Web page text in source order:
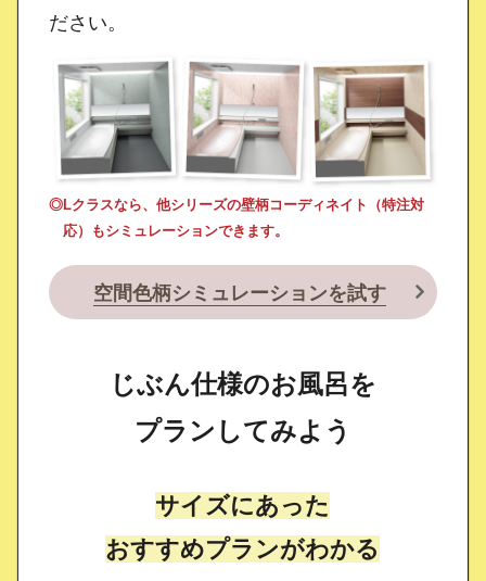
ださい。
◎Lクラスなら、他シリーズの壁柄コーディネイト（特注対
応）もシミュレーションできます。
空間色柄シミュレーションを試す
じぶん仕様のお風呂を
プランしてみよう
サイズにあった
おすすめプランがわかる